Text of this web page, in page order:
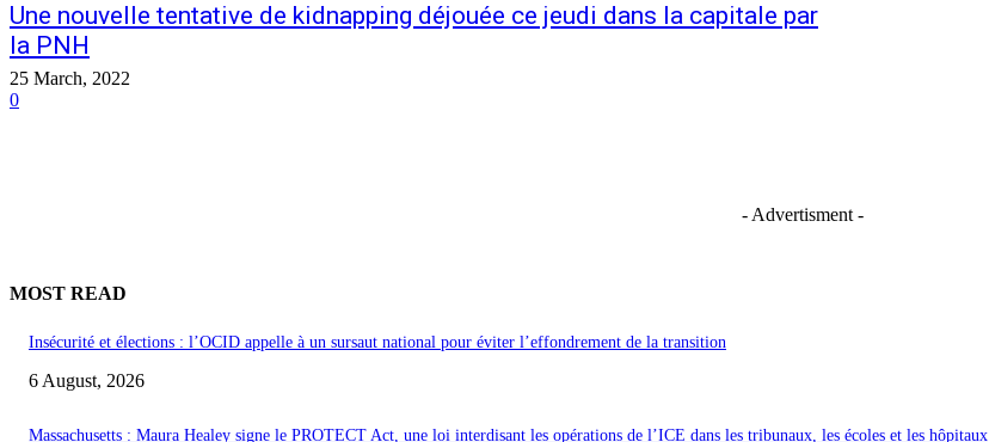
Une nouvelle tentative de kidnapping déjouée ce jeudi dans la capitale par
la PNH
25 March, 2022
0
- Advertisment -
MOST READ
Insécurité et élections : l’OCID appelle à un sursaut national pour éviter l’effondrement de la transition
6 August, 2026
Massachusetts : Maura Healey signe le PROTECT Act, une loi interdisant les opérations de l’ICE dans les tribunaux, les écoles et les hôpitaux